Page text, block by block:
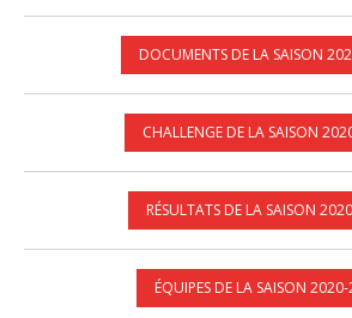
DOCUMENTS DE LA SAISON
CHALLENGE DE LA SAISON
RÉSULTATS DE LA SAISON
ÉQUIPES DE LA SAISON